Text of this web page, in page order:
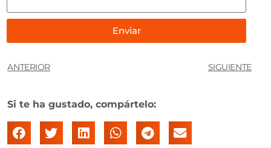
Enviar
ANTERIOR SIGUIENTE
Si te ha gustado, compártelo: